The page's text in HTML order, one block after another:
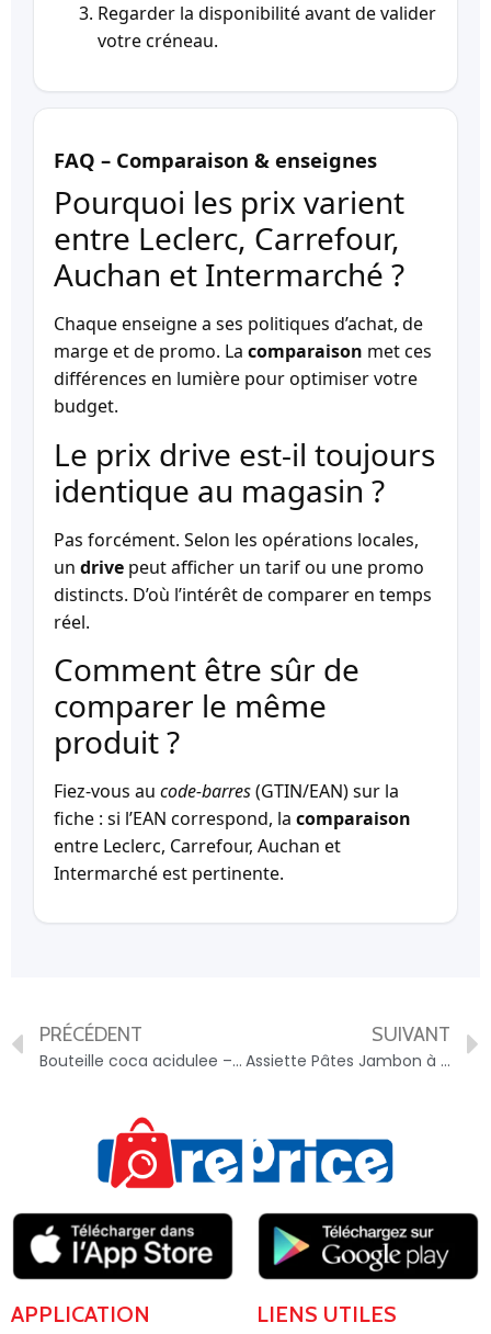
Regarder la disponibilité avant de valider
votre créneau.
FAQ – Comparaison & enseignes
Pourquoi les prix varient
entre Leclerc, Carrefour,
Auchan et Intermarché ?
Chaque enseigne a ses politiques d’achat, de
marge et de promo. La comparaison met ces
différences en lumière pour optimiser votre
budget.
Le prix drive est-il toujours
identique au magasin ?
Pas forcément. Selon les opérations locales,
un drive peut afficher un tarif ou une promo
distincts. D’où l’intérêt de comparer en temps
réel.
Comment être sûr de
comparer le même
produit ?
Fiez-vous au code-barres(GTIN/EAN) sur la
fiche : si l’EAN correspond, la comparaison
entre Leclerc, Carrefour, Auchan et
Intermarché est pertinente.
PRÉCÉDENT
Bouteille coca acidulee – 2608285007943
SUIVANT
Assiette Pâtes Jambon à La Romaine – 3041090526572
APPLICATION LIENS UTILES